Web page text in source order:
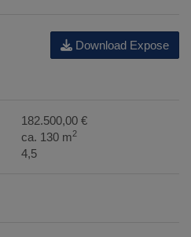
Download Expose
182.500,00 €
ca. 130 m2
4,5